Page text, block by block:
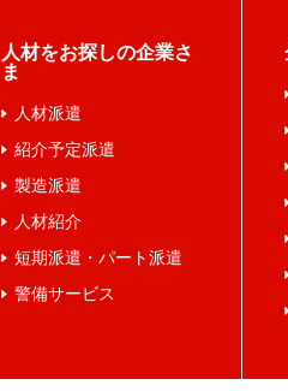
人材をお探しの企業さ
ま
人材派遣
紹介予定派遣
製造派遣
人材紹介
短期派遣・パート派遣
警備サービス